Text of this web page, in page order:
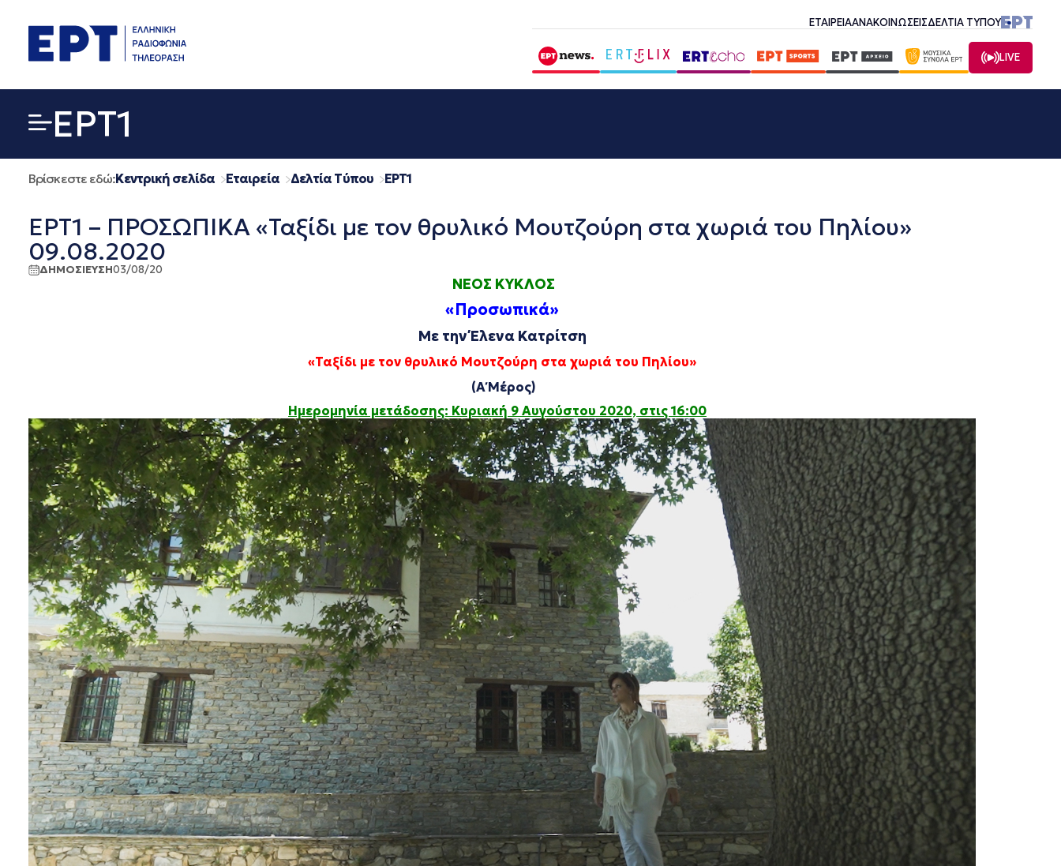
περιεχόμενο
ΕΤΑΙΡΕΙΑΑΝΑΚΟΙΝΩΣΕΙΣΔΕΛΤΙΑ ΤΥΠΟΥ
LIVE
EΡΤ1
Βρίσκεστε εδώ:Κεντρική σελίδα Εταιρεία Δελτία Τύπου EΡΤ1
ΕΡΤ1 – ΠΡΟΣΩΠΙΚΑ «Ταξίδι με τον θρυλικό Μουτζούρη στα χωριά του Πηλίου»
09.08.2020
ΔΗΜΟΣΙΕΥΣΗ03/08/20
ΝΕΟΣ ΚΥΚΛΟΣ
«Προσωπικά»
Με την Έλενα Κατρίτση
«Ταξίδι με τον θρυλικό Μουτζούρη στα χωριά του Πηλίου»
(Α΄ Μέρος)
Ημερομηνία μετάδοσης: Κυριακή 9 Αυγούστου 2020, στις 16:00